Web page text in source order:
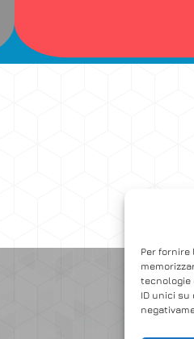
Per fornire
tecnologie
ID unici